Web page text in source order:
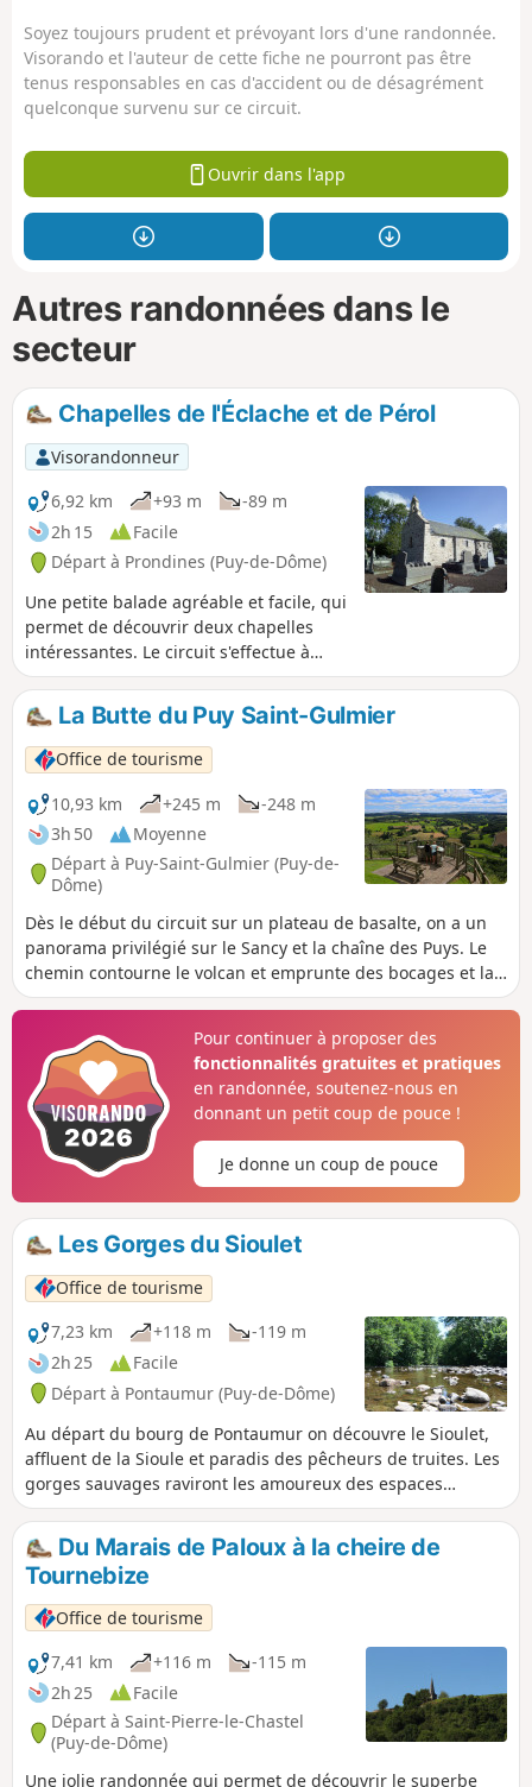
Soyez toujours prudent et prévoyant lors d'une randonnée.
Visorando et l'auteur de cette fiche ne pourront pas être
tenus responsables en cas d'accident ou de désagrément
quelconque survenu sur ce circuit.
Ouvrir dans l'app
Autres randonnées dans le
secteur
Chapelles de l'Éclache et de Pérol
Visorandonneur
6,92 km
+93 m
-89 m
2h 15
Facile
Départ à Prondines (Puy-de-Dôme)
Une petite balade agréable et facile, qui
permet de découvrir deux chapelles
intéressantes. Le circuit s'effectue à
travers prairies et forêts en empruntant
des chemins larges, carrossables et
modérément pentus.
La Butte du Puy Saint-Gulmier
Office de tourisme
10,93 km
+245 m
-248 m
3h 50
Moyenne
Départ à Puy-Saint-Gulmier (Puy-de-
Dôme)
Dès le début du circuit sur un plateau de basalte, on a un
panorama privilégié sur le Sancy et la chaîne des Puys. Le
chemin contourne le volcan et emprunte des bocages et la
voie d’Agrippa. Les paysages sont apaisés, partagés entre
Pour continuer à proposer des
fonctionnalités gratuites et pratiques
en randonnée, soutenez-nous en
donnant un petit coup de pouce !
Je donne un coup de pouce
Les Gorges du Sioulet
Office de tourisme
7,23 km
+118 m
-119 m
2h 25
Facile
Départ à Pontaumur (Puy-de-Dôme)
Au départ du bourg de Pontaumur on découvre le Sioulet,
affluent de la Sioule et paradis des pêcheurs de truites. Les
gorges sauvages raviront les amoureux des espaces
préservés.
Du Marais de Paloux à la cheire de
Tournebize
Office de tourisme
7,41 km
+116 m
-115 m
2h 25
Facile
Départ à Saint-Pierre-le-Chastel
(Puy-de-Dôme)
Une jolie randonnée qui permet de découvrir le superbe